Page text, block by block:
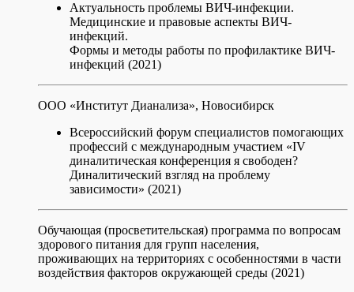
Актуальность проблемы ВИЧ-инфекции.
Медицинские и правовые аспекты ВИЧ-
инфекций.
Формы и методы работы по профилактике ВИЧ-
инфекций (2021)
ООО «Институт Дианализа», Новосибирск
Всероссийский форум специалистов помогающих
профессий с международным участием «IV
диналитическая конференция я свободен?
Диналитический взгляд на проблему
зависимости» (2021)
Обучающая (просветительская) программа по вопросам
здорового питания для групп населения,
проживающих на территориях с особенностями в части
воздействия факторов окружающей среды (2021)